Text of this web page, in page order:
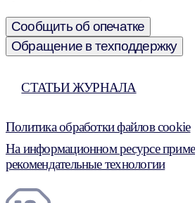
Сообщить об опечатке
Обращение в техподдержку
СТАТЬИ ЖУРНАЛА
Политика обработки файлов cookie
На информационном ресурсе
рекомендательные технологии